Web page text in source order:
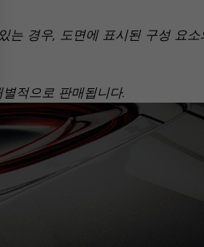
는 경우, 도면에 표시된 구성 요
적으로 판매됩니다.